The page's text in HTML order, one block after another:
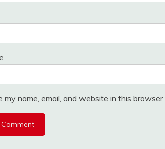
my name, email, and website in this